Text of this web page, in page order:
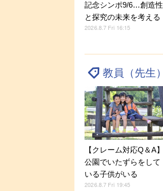
記念シンポ9/6…創造性
と探究の未来を考える
2026.8.7 Fri 16:15
教員（先生）
【クレーム対応Q＆A】
公園でいたずらをして
いる子供がいる
2026.8.7 Fri 19:45